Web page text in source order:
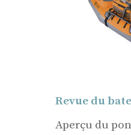
Revue du
Aperçu du